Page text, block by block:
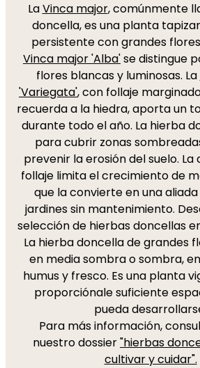
LaVinca major, comúnmente
doncella, es una planta
persistente con grandes flores
Vinca major 'Alba'se distingue
flores blancas y luminosas. La
'Variegata', con follaje
recuerda a la hiedra, aporta un
durante todo el año. La hierba
para cubrir zonas
prevenir la erosión del suelo. La
follaje limita el crecimiento de
que la convierte en una
jardines sin mantenimiento.
selección de hierbas doncellas
La hierba doncella de grandes
en media sombra o sombra,
humus y fresco. Es una planta
proporciónale suficiente
pueda
Para más información,
nuestro dossier"hierbas
cultivar y cuidar".